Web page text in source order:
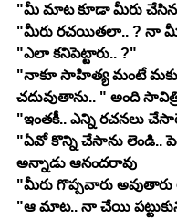
"మీ మాట కూడా మీరు చేసిన
"మీరు రచయితలా.. ? నా మీద
"ఎలా కనిపెట్టారు.. ?"
"నాకూ సాహిత్య మంటే
చదువుతాను.. " అంది
"ఇంతకీ.. ఎన్ని రచనలు
"ఏవో కొన్ని చేసాను లెండి..
అన్నాడు ఆనందరావు
"మీరు గొప్పవారు అవుతారు
"ఆ మాట.. నా చేయి